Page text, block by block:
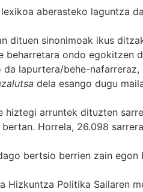
lexikoa aberasteko laguntza
dituen sinonimoak ikus
beharretara ondo egokitzen
da lapurtera/behe-nafarreraz,
dela esango dugu
hiztegi arruntek dituzten
Horrela, 26.098
bertsio berrien zain
Hizkuntza Politika Sailaren